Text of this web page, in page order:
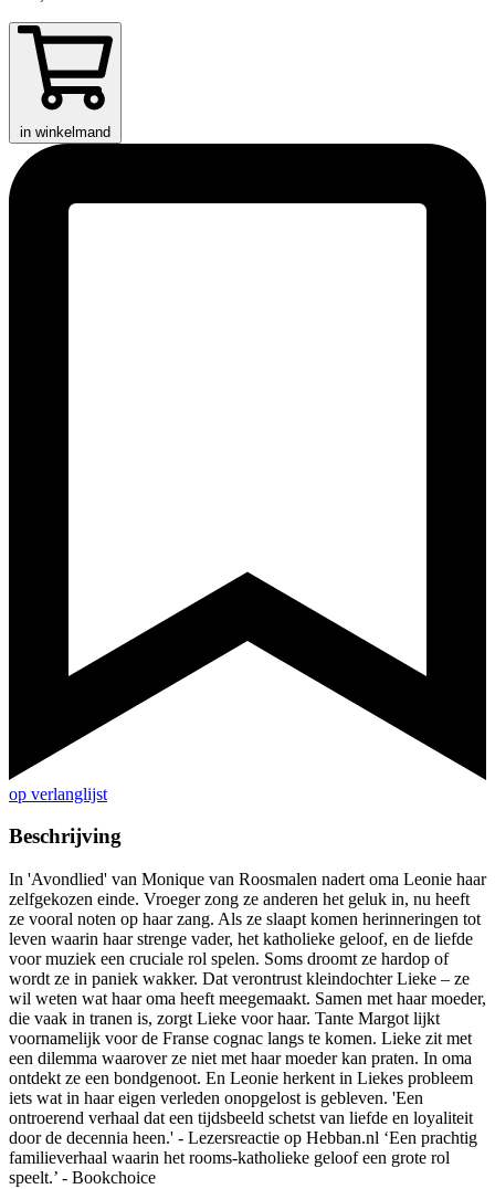
in winkelmand
op verlanglijst
Beschrijving
In 'Avondlied' van Monique van Roosmalen nadert oma Leonie haar
zelfgekozen einde. Vroeger zong ze anderen het geluk in, nu heeft
ze vooral noten op haar zang. Als ze slaapt komen herinneringen tot
leven waarin haar strenge vader, het katholieke geloof, en de liefde
voor muziek een cruciale rol spelen. Soms droomt ze hardop of
wordt ze in paniek wakker. Dat verontrust kleindochter Lieke – ze
wil weten wat haar oma heeft meegemaakt. Samen met haar moeder,
die vaak in tranen is, zorgt Lieke voor haar. Tante Margot lijkt
voornamelijk voor de Franse cognac langs te komen. Lieke zit met
een dilemma waarover ze niet met haar moeder kan praten. In oma
ontdekt ze een bondgenoot. En Leonie herkent in Liekes probleem
iets wat in haar eigen verleden onopgelost is gebleven. 'Een
ontroerend verhaal dat een tijdsbeeld schetst van liefde en loyaliteit
door de decennia heen.' - Lezersreactie op Hebban.nl ‘Een prachtig
familieverhaal waarin het rooms-katholieke geloof een grote rol
speelt.’ - Bookchoice